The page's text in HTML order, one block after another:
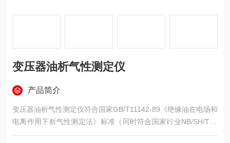
变压器油析气性测定仪
产品简介
变压器油析气性测定仪符合国家GB/T11142-89《绝缘油在电场和
电离作用下析气性测定法》标准（同时符合国家行业NB/SH/T08
10-2010《绝缘油在电场和电离作用下析气性测定法》标准）,用